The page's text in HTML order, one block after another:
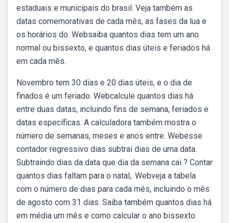
estaduais e municipais do brasil. Veja também as
datas comemorativas de cada mês, as fases da lua e
os horários do. Websaiba quantos dias tem um ano
normal ou bissexto, e quantos dias úteis e feriados há
em cada mês.
Novembro tem 30 dias e 20 dias úteis, e o dia de
finados é um feriado. Webcalcule quantos dias há
entre duas datas, incluindo fins de semana, feriados e
datas específicas. A calculadora também mostra o
número de semanas, meses e anos entre. Webesse
contador regressivo dias subtrai dias de uma data.
Subtraindo dias da data que dia da semana cai ? Contar
quantos dias faltam para o natal,. Webveja a tabela
com o número de dias para cada mês, incluindo o mês
de agosto com 31 dias. Saiba também quantos dias há
em média um mês e como calcular o ano bissexto.